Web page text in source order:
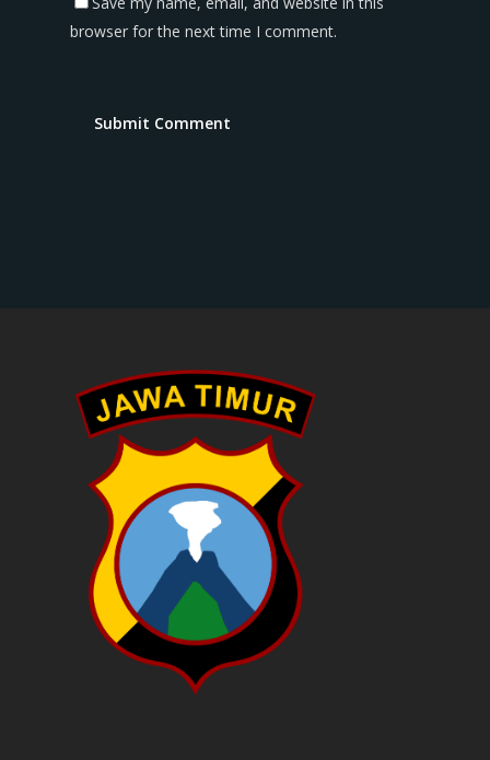
browser for the next time I comment.